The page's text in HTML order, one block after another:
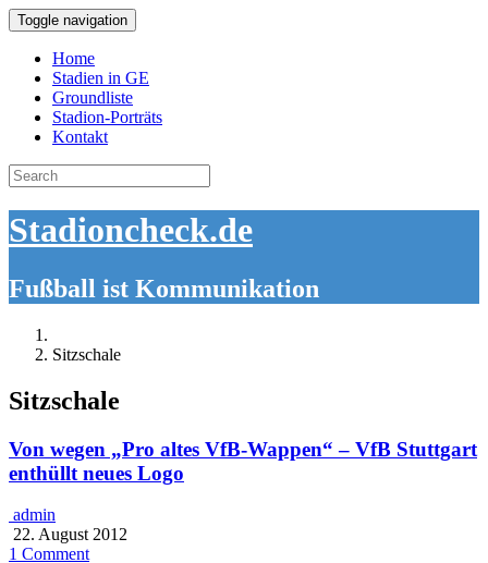
Toggle navigation
Home
Stadien in GE
Groundliste
Stadion-Porträts
Kontakt
Search
for:
Stadioncheck.de
Fußball ist Kommunikation
Sitzschale
Sitzschale
Von wegen „Pro altes VfB-Wappen“ – VfB Stuttgart
enthüllt neues Logo
admin
22. August 2012
1 Comment